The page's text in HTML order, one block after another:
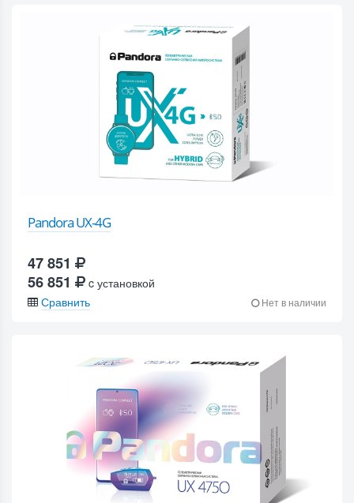
Pandora UX-4G
47 851
56 851
c установкой
Сравнить
Нет в наличии